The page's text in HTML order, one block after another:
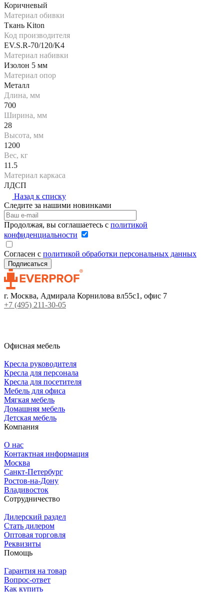
Коричневый
Материал обивки
Ткань Kiton
Код производителя
EV.S.R-70/120/K4
Материал набивки
Изолон 5 мм
Материал опор
Металл
Длина, мм
700
Ширина, мм
28
Высота, мм
1200
Вес, кг
11.5
Материал каркаса
ЛДСП
Назад к списку
Следите за нашими новинками
Продолжая, вы соглашаетесь с политикой
конфиденциальности
Согласен с политикой обработки персональных данных
г. Москва, Адмирала Корнилова вл55с1, офис 7
+7 (495) 211-30-05
Офисная мебель
Кресла руководителя
Кресла для персонала
Кресла для посетителя
Мебель для офиса
Мягкая мебель
Домашняя мебель
Детская мебель
Компания
О нас
Контактная информация
Москва
Санкт-Петербург
Ростов-на-Дону
Владивосток
Сотрудничество
Дилерский раздел
Стать дилером
Оптовая торговля
Реквизиты
Помощь
Гарантия на товар
Вопрос-ответ
Как купить